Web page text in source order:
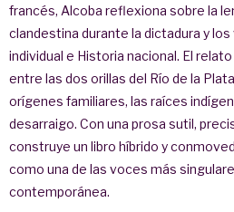
francés, Alcoba reflexiona sobre la
clandestina durante la dictadura y
individual e Historia nacional. El
entre las dos orillas del Río de la
orígenes familiares, las raíces
desarraigo. Con una prosa sutil,
construye un libro híbrido y
como una de las voces más
contemporánea.